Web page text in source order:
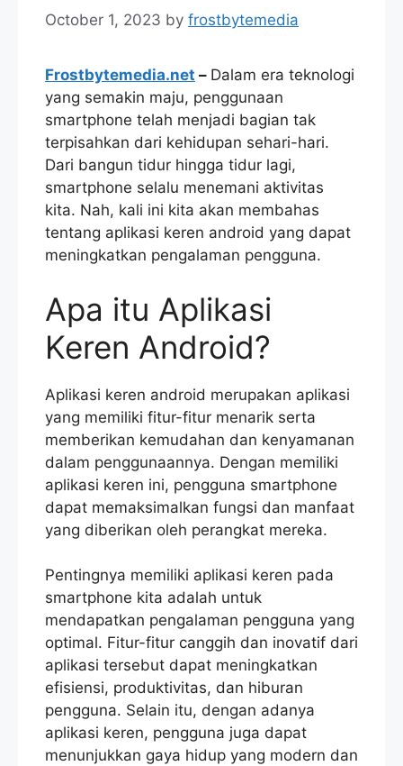
October 1, 2023 by frostbytemedia
Frostbytemedia.net – Dalam era teknologi
yang semakin maju, penggunaan
smartphone telah menjadi bagian tak
terpisahkan dari kehidupan sehari-hari.
Dari bangun tidur hingga tidur lagi,
smartphone selalu menemani aktivitas
kita. Nah, kali ini kita akan membahas
tentang aplikasi keren android yang dapat
meningkatkan pengalaman pengguna.
Apa itu Aplikasi
Keren Android?
Aplikasi keren android merupakan aplikasi
yang memiliki fitur-fitur menarik serta
memberikan kemudahan dan kenyamanan
dalam penggunaannya. Dengan memiliki
aplikasi keren ini, pengguna smartphone
dapat memaksimalkan fungsi dan manfaat
yang diberikan oleh perangkat mereka.
Pentingnya memiliki aplikasi keren pada
smartphone kita adalah untuk
mendapatkan pengalaman pengguna yang
optimal. Fitur-fitur canggih dan inovatif dari
aplikasi tersebut dapat meningkatkan
efisiensi, produktivitas, dan hiburan
pengguna. Selain itu, dengan adanya
aplikasi keren, pengguna juga dapat
menunjukkan gaya hidup yang modern dan